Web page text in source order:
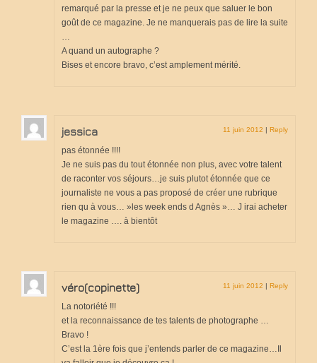
Cigalon en balade
voyage en liberté
voyages-camping-car
je loue mon camping car
park4night
Aires de services en vue Panoramiques
Villages de France
le site du cc (forum)
élevage de cavalier king charles
moteur de recherche récits de voyage
remarqué par la presse et je ne peux que saluer le bon
goût de ce magazine. Je ne manquerais pas de lire la suite
A quand un autographe ?
Bises et encore bravo, c’est amplement mérité.
jessica 11 juin 2012 | Reply
pas étonnée !!!!
Je ne suis pas du tout étonnée non plus, avec votre talent
de raconter vos séjours…je suis plutot étonnée que ce
journaliste ne vous a pas proposé de créer une rubrique
rien qu à vous… »les week ends d Agnès »… J irai acheter
le magazine …. à bientôt
véro(copinette) 11 juin 2012 | Reply
La notoriété !!!
et la reconnaissance de tes talents de photographe …
Bravo !
C’est la 1ère fois que j’entends parler de ce magazine…Il